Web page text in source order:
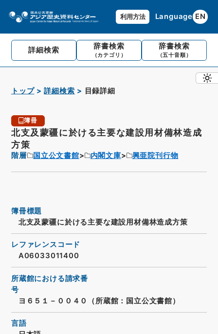
利用方法 Language EN
詳細検索 辞書検索
（カテゴリ）
辞書検索
（五十音順）
トップ 詳細検索 目録詳細
簿冊
北支及蒙疆に於ける主要な建設用材備林造成
方策
階層 国立公文書館 内閣文庫 興亜院刊行物
簿冊標題
北支及蒙疆に於ける主要な建設用材備林造成方策
レファレンスコード
A06033011400
所蔵館における請求番
号
ヨ６５１－００４０（所蔵館：国立公文書館）
言語